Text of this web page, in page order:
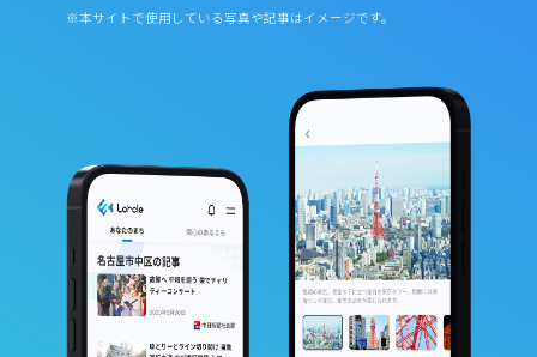
※本サイトで使用している写真や記事はイメージです。